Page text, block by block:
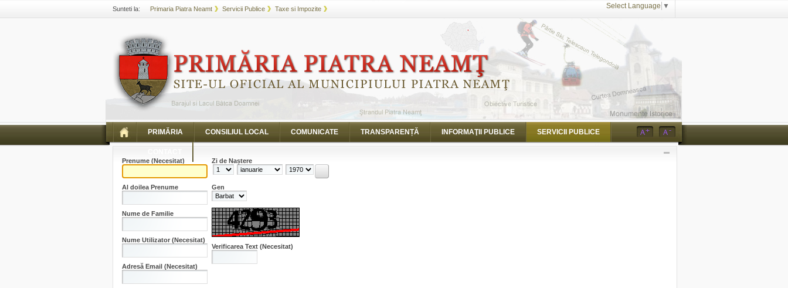
Sunteti la: Primaria Piatra Neamt Servicii Publice Taxe si Impozite Select Language ▼
PRIMĂRIA CONSILIUL LOCAL COMUNICATE TRANSPARENȚĂ INFORMAŢII PUBLICE SERVICII PUBLICE
Prenume (Necesitat)
Al doilea Prenume
Nume de Familie
Nume Utilizator (Necesitat)
Adresă Email (Necesitat)
Zi de Naștere
Gen
Verificarea Text (Necesitat)